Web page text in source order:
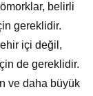
belirli
gereklidir.
içi değil,
de gereklidir.
ve daha büyük